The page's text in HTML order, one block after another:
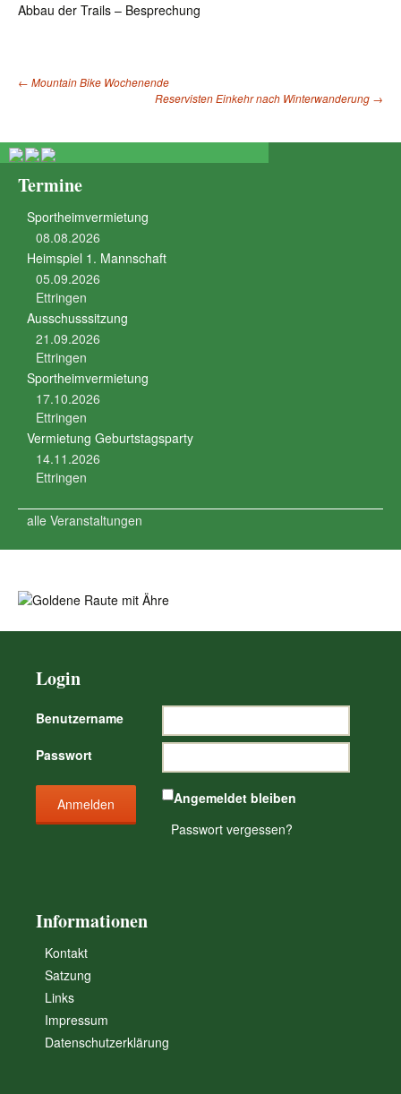
Abbau der Trails – Besprechung
← Mountain Bike Wochenende
Reservisten Einkehr nach Winterwanderung →
Termine
Sportheimvermietung
08.08.2026
Heimspiel 1. Mannschaft
05.09.2026
Ettringen
Ausschusssitzung
21.09.2026
Ettringen
Sportheimvermietung
17.10.2026
Ettringen
Vermietung Geburtstagsparty
14.11.2026
Ettringen
alle Veranstaltungen
Login
Benutzername
Passwort
Angemeldet bleiben
Passwort vergessen?
Informationen
Kontakt
Satzung
Links
Impressum
Datenschutzerklärung